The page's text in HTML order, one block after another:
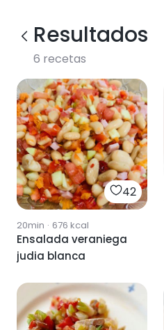
Resultados
6 recetas
42
20min · 676 kcal
Ensalada veraniega
judia blanca